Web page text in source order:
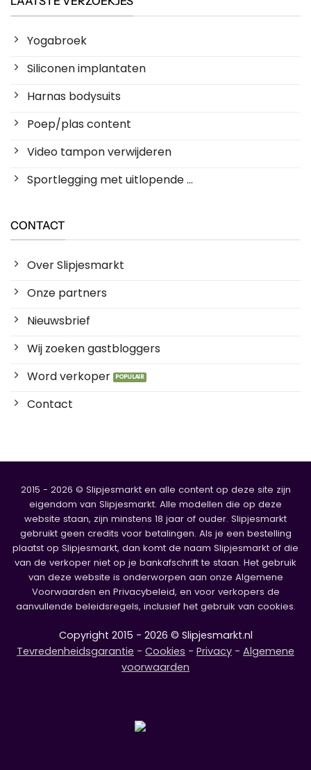
Yogabroek
Siliconen implantaten
Harnas bodysuits
Poep/plas content
Video tampon verwijderen
Sportlegging met uitlopende ...
CONTACT
Over Slipjesmarkt
Onze partners
Nieuwsbrief
Wij zoeken gastbloggers
Word verkoper
Contact
2015 - 2026 © Slipjesmarkt en alle content op deze site zijn
eigendom van Slipjesmarkt. Alle modellen die op deze
website staan, zijn minstens 18 jaar of ouder. Slipjesmarkt
gebruikt geen credits voor betalingen. Als je een bestelling
plaatst op Slipjesmarkt, dan komt de naam Slipjesmarkt of die
van de verkoper niet op je bankafschrift te staan. Het gebruik
van deze website is onderworpen aan onze Algemene
Voorwaarden en Privacybeleid, en voor verkopers de
aanvullende beleidsregels, inclusief het gebruik van cookies.
Copyright 2015 - 2026 © Slipjesmarkt.nl
Tevredenheidsgarantie - Cookies - Privacy - Algemene
voorwaarden